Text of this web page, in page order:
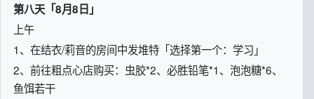
第八天「8月8日」
上午
1、在结衣/莉音的房间中发堆特「选择第一个：学习」
2、前往粗点心店购买：虫胶*2、必胜铅笔*1、泡泡糖*6、
鱼饵若干